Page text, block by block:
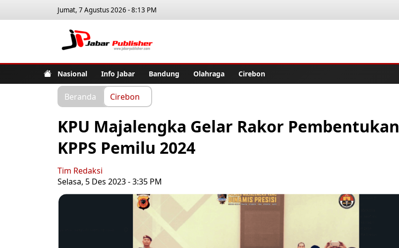
Jumat, 7 Agustus 2026 - 8:13 PM
Nasional Info Jabar Bandung Olahraga Cirebon
Beranda Cirebon
KPU Majalengka Gelar Rakor Pembentukan
KPPS Pemilu 2024
Tim Redaksi
Selasa, 5 Des 2023 - 3:35 PM